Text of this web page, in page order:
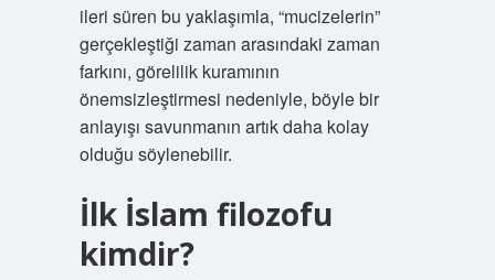
ileri süren bu yaklaşımla, “mucizelerin”
gerçekleştiği zaman arasındaki zaman
farkını, görelilik kuramının
önemsizleştirmesi nedeniyle, böyle bir
anlayışı savunmanın artık daha kolay
olduğu söylenebilir.
İlk İslam filozofu
kimdir?